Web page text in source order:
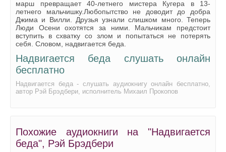
Надвигается беда 27
Надвигается беда 28
Надвигается беда 29
Надвигается беда 30
Надвигается беда 31
Надвигается беда 32
Надвигается беда 34
Надвигается беда 35
марш превращает 40-летнего мистера Кугера в 13-
летнего мальчишку.Любопытство не доводит до добра
Джима и Вилли. Друзья узнали слишком много. Теперь
Люди Осени охотятся за ними. Мальчикам предстоит
вступить в схватку со злом и попытаться не потерять
себя. Словом, надвигается беда.
Надвигается беда слушать онлайн
бесплатно
Надвигается беда - слушать аудиокнигу онлайн бесплатно,
автор Рэй Брэдбери, исполнитель Михаил Прокопов
Похожие аудиокниги на "Надвигается
беда", Рэй Брэдбери